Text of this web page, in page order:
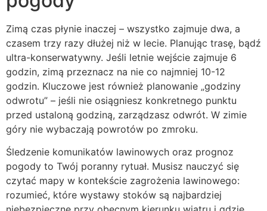
Zimą czas płynie inaczej – wszystko zajmuje dwa, a
czasem trzy razy dłużej niż w lecie. Planując trasę, bądź
ultra-konserwatywny. Jeśli letnie wejście zajmuje 6
godzin, zimą przeznacz na nie co najmniej 10-12
godzin. Kluczowe jest również planowanie „godziny
odwrotu” – jeśli nie osiągniesz konkretnego punktu
przed ustaloną godziną, zarządzasz odwrót. W zimie
góry nie wybaczają powrotów po zmroku.
Śledzenie komunikatów lawinowych oraz prognoz
pogody to Twój poranny rytuał. Musisz nauczyć się
czytać mapy w kontekście zagrożenia lawinowego:
rozumieć, które wystawy stoków są najbardziej